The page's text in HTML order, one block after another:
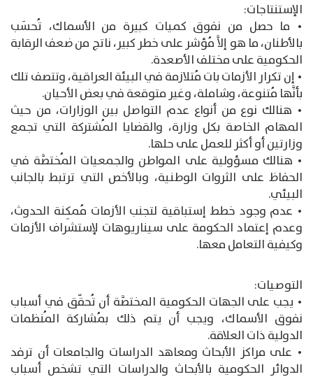
الإستنتاجات:
• ما حصل من نفوق كميات كبيرة من الأسماك، تُحسَب
بالأطنان، ما هو إلاَّ مُؤشر على خطر كبير، ناتج من ضعف الرقابة
الحكومية على مختلف الأصعدة.
• إن تكرار الأزمات بات مُتلازمة في البيئة العراقية، وتتصف تلك
بأنَّها مُتنوعة، وشاملة، وغير متوقعة في بعض الأحيان.
• هنالك نوع من أنواع عدم التواصل بين الوزارات، من حيث
المهام الخاصة بكل وزارة، والقضايا المُشتركة التي تجمع
وزارتين أو أكثر للعمل على حلها.
• هنالك مسؤولية على المواطن والجمعيات المُختصَّة في
الحفاظ على الثروات الوطنية، وبالأخص التي ترتبط بالجانب
البيئي.
• عدم وجود خطط إستباقية لتجنب الأزمات مُمكِنة الحدوث،
وعدم إعتماد الحكومة على سيناريوهات لإستشراف الأزمات
وكيفية التعامل معها.
التوصيات:
• يجب على الجهات الحكومية المختصَّة أن تُحقّق في أسباب
نفوق الأسماك، ويجب أن يتم ذلك بمُشاركة المُنظمات
الدولية ذات العلاقة.
• على مراكز الأبحاث ومعاهد الدراسات والجامعات أن ترفد
الدوائر الحكومية بالأبحاث والدراسات التي تشخص أسباب